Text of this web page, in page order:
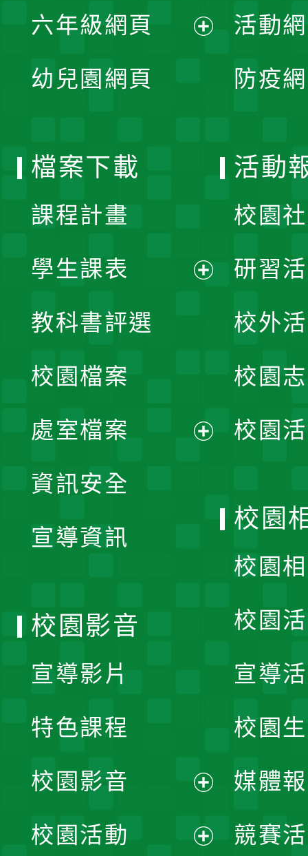
單
選
開
六年級網頁
幼兒園網頁
活動
防疫
檔案下載
課程計畫
學生課表
單
教科書評選
校園檔案
處室檔案
資訊安全
宣導資訊
活動
校園
研習
校外
校園
校園
校園
校園
校園
宣導
校園
媒體
競賽
校園影音
宣導影片
特色課程
校園影音
校園活動